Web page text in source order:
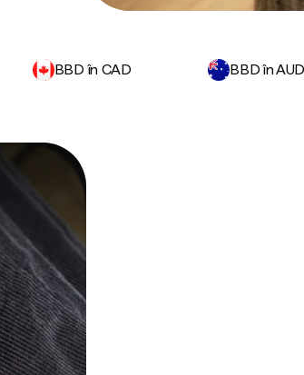
BBD în CAD BBD în